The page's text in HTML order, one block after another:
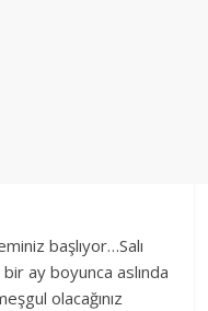
başlıyor…Salı
ay boyunca aslında
olacağınız